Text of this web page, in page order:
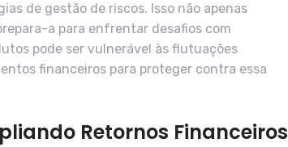
de gestão de riscos. Isso não apenas
a para enfrentar desafios com
pode ser vulnerável às flutuações
financeiros para proteger contra essa
Retornos Financeiros